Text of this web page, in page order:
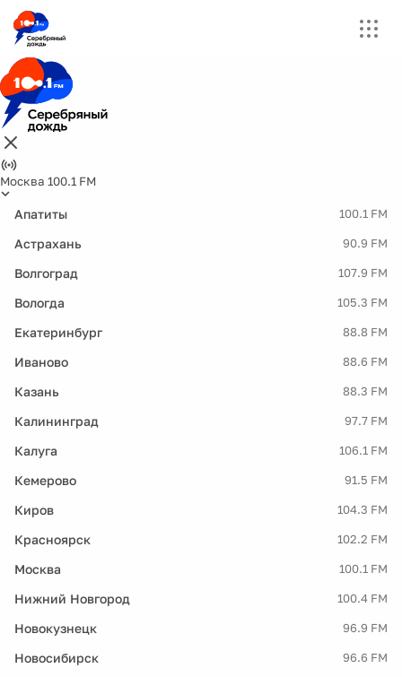
Москва 100.1 FM
Апатиты 100.1 FM
Астрахань 90.9 FM
Волгоград 107.9 FM
Вологда 105.3 FM
Екатеринбург 88.8 FM
Иваново 88.6 FM
Казань 88.3 FM
Калининград 97.7 FM
Калуга 106.1 FM
Кемерово 91.5 FM
Киров 104.3 FM
Красноярск 102.2 FM
Москва 100.1 FM
Нижний Новгород 100.4 FM
Новокузнецк 96.9 FM
Новосибирск 96.6 FM